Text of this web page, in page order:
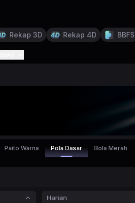
Rekap 3D Rekap 4D BBFS
Paito Warna Pola Dasar Bola Merah
Harian